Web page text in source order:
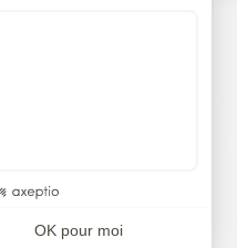
OK pour moi